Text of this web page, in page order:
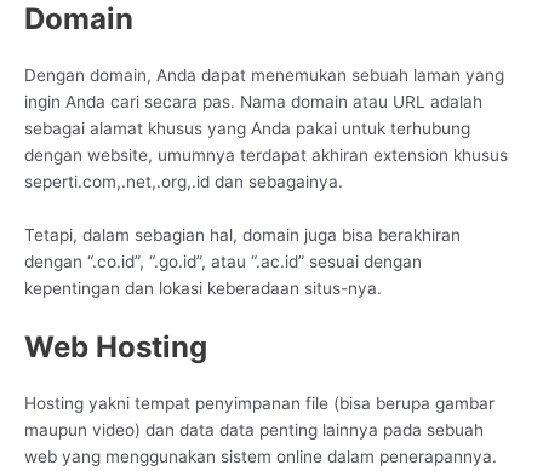
Domain
Dengan domain, Anda dapat menemukan sebuah laman yang
ingin Anda cari secara pas. Nama domain atau URL adalah
sebagai alamat khusus yang Anda pakai untuk terhubung
dengan website, umumnya terdapat akhiran extension khusus
seperti.com,.net,.org,.id dan sebagainya.
Tetapi, dalam sebagian hal, domain juga bisa berakhiran
dengan “.co.id”, “.go.id”, atau “.ac.id” sesuai dengan
kepentingan dan lokasi keberadaan situs-nya.
Web Hosting
Hosting yakni tempat penyimpanan file (bisa berupa gambar
maupun video) dan data data penting lainnya pada sebuah
web yang menggunakan sistem online dalam penerapannya.